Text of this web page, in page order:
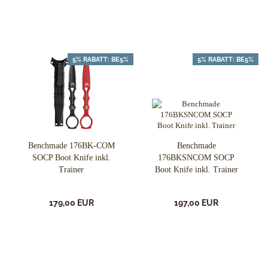
5% RABATT: BE5%
Benchmade 176BK-COM
SOCP Boot Knife inkl.
Trainer
179,00 EUR
5% RABATT: BE5%
Benchmade
176BKSNCOM SOCP
Boot Knife inkl. Trainer
197,00 EUR